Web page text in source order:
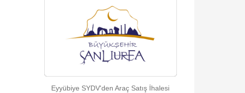
Eyyübiye SYDV'den Araç Satış İhalesi